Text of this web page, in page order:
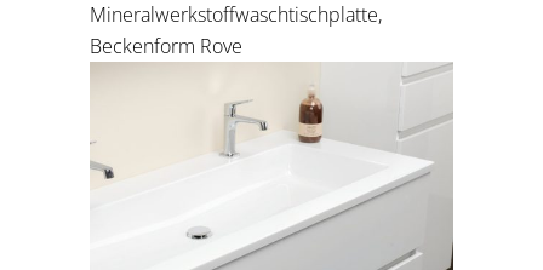
Mineralwerkstoffwaschtischplatte,
Beckenform Rove